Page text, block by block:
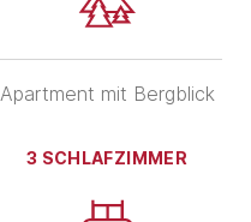
Apartment mit Bergblick
3 SCHLAFZIMMER